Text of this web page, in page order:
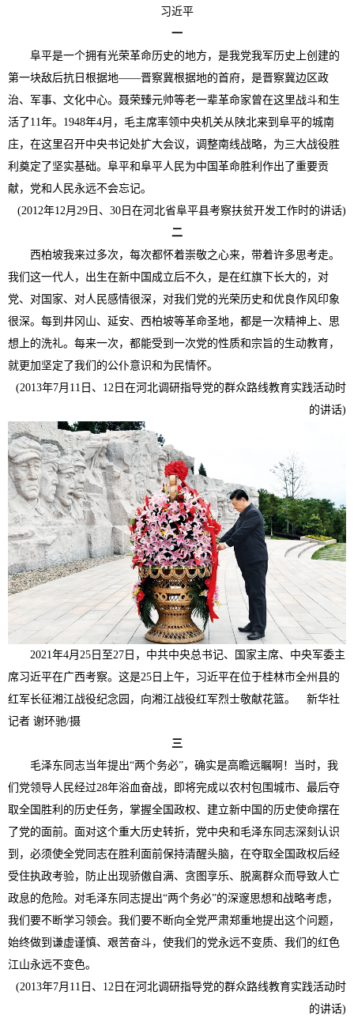
习近平
一
阜平是一个拥有光荣革命历史的地方，是我党我军历史上创建的
第一块敌后抗日根据地——晋察冀根据地的首府，是晋察冀边区政
治、军事、文化中心。聂荣臻元帅等老一辈革命家曾在这里战斗和生
活了11年。1948年4月，毛主席率领中央机关从陕北来到阜平的城南
庄，在这里召开中央书记处扩大会议，调整南线战略，为三大战役胜
利奠定了坚实基础。阜平和阜平人民为中国革命胜利作出了重要贡
献，党和人民永远不会忘记。
(2012年12月29日、30日在河北省阜平县考察扶贫开发工作时的讲话)
二
西柏坡我来过多次，每次都怀着崇敬之心来，带着许多思考走。
我们这一代人，出生在新中国成立后不久，是在红旗下长大的，对
党、对国家、对人民感情很深，对我们党的光荣历史和优良作风印象
很深。每到井冈山、延安、西柏坡等革命圣地，都是一次精神上、思
想上的洗礼。每来一次，都能受到一次党的性质和宗旨的生动教育，
就更加坚定了我们的公仆意识和为民情怀。
(2013年7月11日、12日在河北调研指导党的群众路线教育实践活动时
的讲话)
2021年4月25日至27日，中共中央总书记、国家主席、中央军委主
席习近平在广西考察。这是25日上午，习近平在位于桂林市全州县的
红军长征湘江战役纪念园，向湘江战役红军烈士敬献花篮。 新华社
记者 谢环驰/摄
三
毛泽东同志当年提出“两个务必”，确实是高瞻远瞩啊！当时，我
们党领导人民经过28年浴血奋战，即将完成以农村包围城市、最后夺
取全国胜利的历史任务，掌握全国政权、建立新中国的历史使命摆在
了党的面前。面对这个重大历史转折，党中央和毛泽东同志深刻认识
到，必须使全党同志在胜利面前保持清醒头脑，在夺取全国政权后经
受住执政考验，防止出现骄傲自满、贪图享乐、脱离群众而导致人亡
政息的危险。对毛泽东同志提出“两个务必”的深邃思想和战略考虑，
我们要不断学习领会。我们要不断向全党严肃郑重地提出这个问题，
始终做到谦虚谨慎、艰苦奋斗，使我们的党永远不变质、我们的红色
江山永远不变色。
(2013年7月11日、12日在河北调研指导党的群众路线教育实践活动时
的讲话)